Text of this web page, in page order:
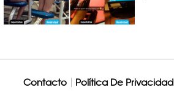
Contacto Política De Privacidad